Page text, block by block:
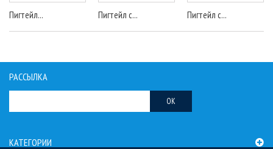
Пигтейл... Пигтейл с... Пигтейл с...
РАССЫЛКА
OK
КАТЕГОРИИ